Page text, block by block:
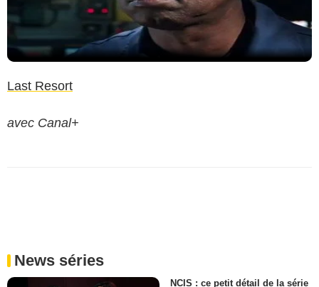
Last Resort
avec Canal+
News séries
NCIS : ce petit détail de la série